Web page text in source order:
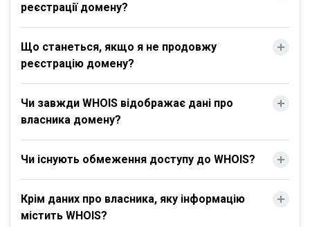
реєстрації домену?
Що станеться, якщо я не продовжу
реєстрацію домену?
Чи завжди WHOIS відображає дані про
власника домену?
Чи існують обмеження доступу до WHOIS?
Крім даних про власника, яку інформацію
містить WHOIS?